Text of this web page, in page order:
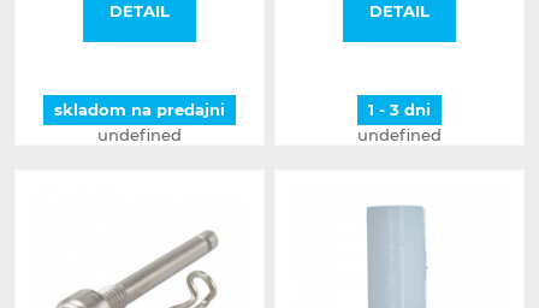
DETAIL
skladom na predajni
undefined
DETAIL
1 - 3 dni
undefined